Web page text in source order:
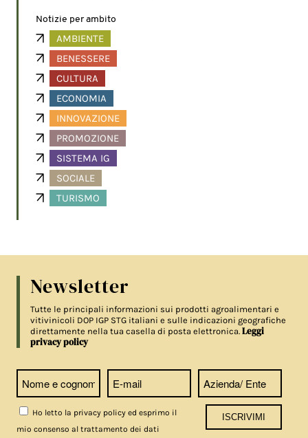
Notizie per ambito
AMBIENTE
BENESSERE
CULTURA
ECONOMIA
INNOVAZIONE
PROMOZIONE
SISTEMA IG
SOCIALE
TURISMO
Newsletter
Tutte le principali informazioni sui prodotti agroalimentari e
vitivinicoli DOP IGP STG italiani e sulle indicazioni geografiche
direttamente nella tua casella di posta elettronica.Leggi
privacy policy
Ho letto la privacy policy ed esprimo il
mio consenso al trattamento dei dati